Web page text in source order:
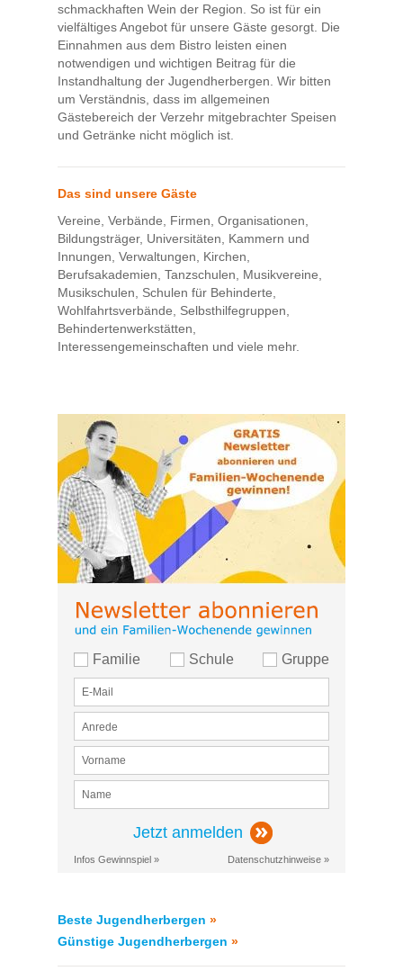
schmackhaften Wein der Region. So ist für ein
vielfältiges Angebot für unsere Gäste gesorgt. Die
Einnahmen aus dem Bistro leisten einen
notwendigen und wichtigen Beitrag für die
Instandhaltung der Jugendherbergen. Wir bitten
um Verständnis, dass im allgemeinen
Gästebereich der Verzehr mitgebrachter Speisen
und Getränke nicht möglich ist.
Das sind unsere Gäste
Vereine, Verbände, Firmen, Organisationen,
Bildungsträger, Universitäten, Kammern und
Innungen, Verwaltungen, Kirchen,
Berufsakademien, Tanzschulen, Musikvereine,
Musikschulen, Schulen für Behinderte,
Wohlfahrtsverbände, Selbsthilfegruppen,
Behindertenwerkstätten,
Interessengemeinschaften und viele mehr.
Familie Schule Gruppe
Jetzt anmelden
Infos Gewinnspiel » Datenschutzhinweise »
Beste Jugendherbergen »
Günstige Jugendherbergen »